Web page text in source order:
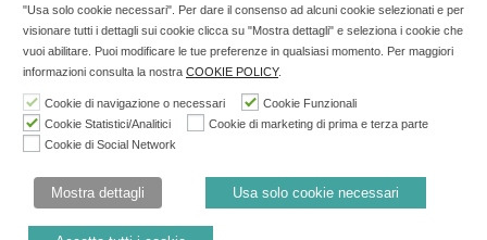
Francesco, 19 - 73041 Carmiano (LE) - Tel: 0832.093720 Cell:
3276346536 Cell: 3297281965 - P.iva: 04571460759 - Rea: LE-
302152 Iscritta al n° 1 del Registro della Stampa del Tribunale
di Lecce il 15/01/2015.
Nell'anno 2018 sono stati erogati €3.147,62 da Invitalia a saldo
19/03/2014
"Usa solo cookie necessari". Per dare il consenso ad alcuni cookie selezionati e per
visionare tutti i dettagli sui cookie clicca su "Mostra dettagli" e seleziona i cookie che
vuoi abilitare. Puoi modificare le tue preferenze in qualsiasi momento. Per maggiori
informazioni consulta la nostra COOKIE POLICY.
Cookie di navigazione o necessari
Cookie Funzionali
Cookie Statistici/Analitici
Cookie di marketing di prima e terza parte
Cookie di Social Network
Mostra dettagli Usa solo cookie necessari